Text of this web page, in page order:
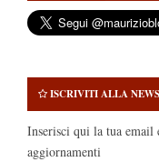
ISCRIVITI ALLA
Inserisci qui la tua email
aggiornamenti